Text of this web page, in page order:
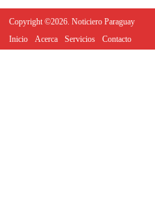
Copyright ©2026. Noticiero Paraguay
Inicio
Acerca Servicios Contacto